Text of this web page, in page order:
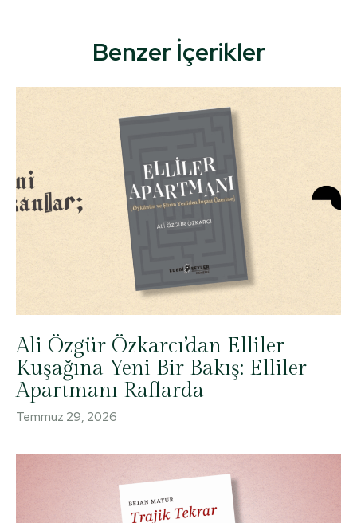
Benzer İçerikler
Ali Özgür Özkarcı’dan Elliler
Kuşağına Yeni Bir Bakış: Elliler
Apartmanı Raflarda
Temmuz 29, 2026